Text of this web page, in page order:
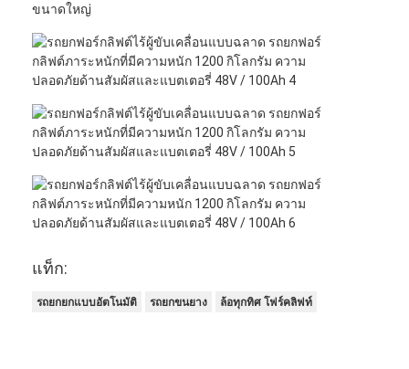
ขนาดใหญ่
แท็ก:
รถยกยกแบบอัตโนมัติ รถยกขนยาง ล้อทุกทิศ โฟร์คลิฟท์